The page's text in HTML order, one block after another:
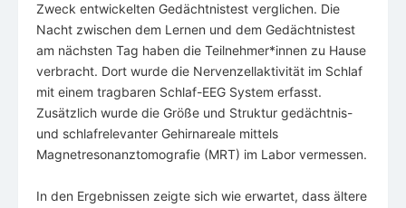
Zweck entwickelten Gedächtnistest verglichen. Die
Nacht zwischen dem Lernen und dem Gedächtnistest
am nächsten Tag haben die Teilnehmer*innen zu Hause
verbracht. Dort wurde die Nervenzellaktivität im Schlaf
mit einem tragbaren Schlaf-EEG System erfasst.
Zusätzlich wurde die Größe und Struktur gedächtnis-
und schlafrelevanter Gehirnareale mittels
Magnetresonanztomografie (MRT) im Labor vermessen.
In den Ergebnissen zeigte sich wie erwartet, dass ältere